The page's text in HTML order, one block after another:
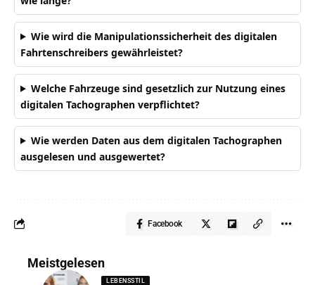
Wie wird die Manipulationssicherheit des digitalen
Fahrtenschreibers gewährleistet?
Welche Fahrzeuge sind gesetzlich zur Nutzung eines
digitalen Tachographen verpflichtet?
Wie werden Daten aus dem digitalen Tachographen
ausgelesen und ausgewertet?
Facebook
Meistgelesen
LEBENSSTIL